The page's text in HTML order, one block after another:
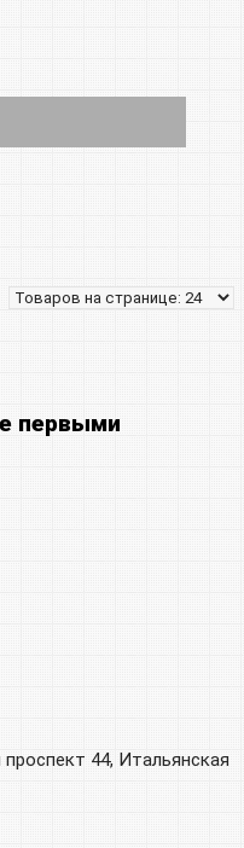
первыми
44, Итальянская